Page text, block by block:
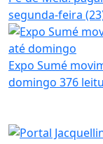
segunda-feira
Expo Sumé
domingo 376